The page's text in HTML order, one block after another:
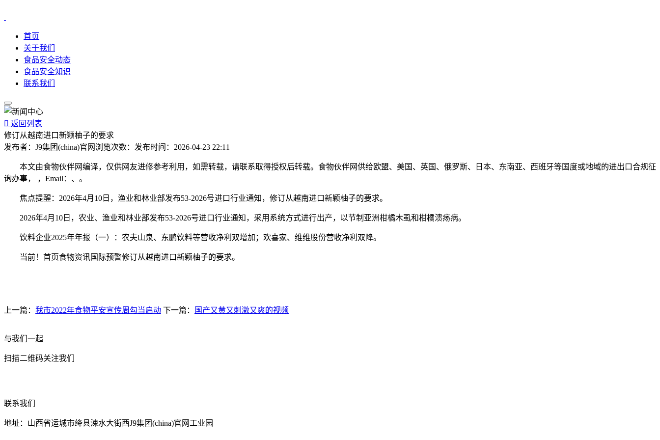
首页
关于我们
食品安全动态
食品安全知识
联系我们
 返回列表
修订从越南进口新颖柚子的要求
发布者： J9集团(china)官网 浏览次数： 发布时间： 2026-04-23 22:11
本文由食物伙伴网编译，仅供网友进修参考利用，如需转载，请联系取得授权后转载。食物伙伴网供给欧盟、美国、英国、俄罗斯、日本、东南亚、西班牙等国度或地域的进出口合规征
询办事， ，Email：、。
焦点提醒：2026年4月10日，渔业和林业部发布53-2026号进口行业通知，修订从越南进口新颖柚子的要求。
2026年4月10日，农业、渔业和林业部发布53-2026号进口行业通知，采用系统方式进行出产，以节制亚洲柑橘木虱和柑橘溃疡病。
饮料企业2025年年报（一）：农夫山泉、东鹏饮料等营收净利双增加；欢喜家、维维股份营收净利双降。
当前！首页食物资讯国际预警修订从越南进口新颖柚子的要求。
上一篇： 我市2022年食物平安宣传周勾当启动 下一篇： 国产又黄又刺激又爽的视频
与我们一起
扫描二维码关注我们
联系我们
地址：山西省运城市绛县涑水大街西J9集团(china)官网工业园